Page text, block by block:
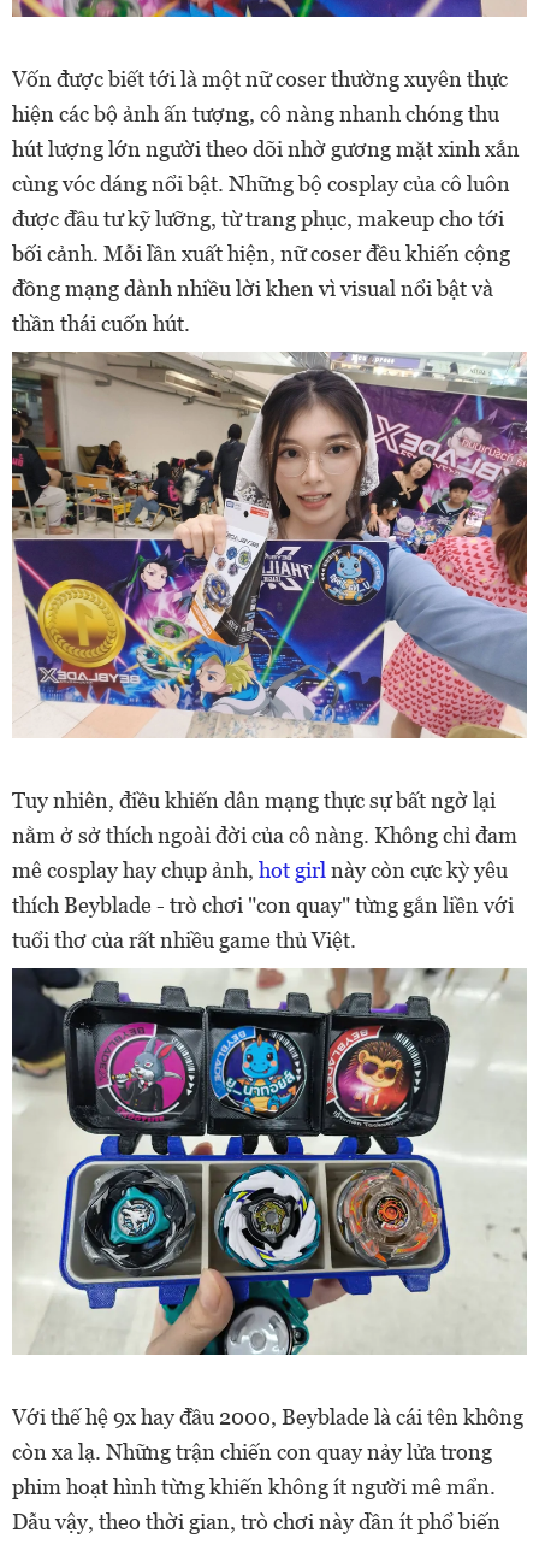
Vốn được biết tới là một nữ coser thường xuyên thực
hiện các bộ ảnh ấn tượng, cô nàng nhanh chóng thu
hút lượng lớn người theo dõi nhờ gương mặt xinh xắn
cùng vóc dáng nổi bật. Những bộ cosplay của cô luôn
được đầu tư kỹ lưỡng, từ trang phục, makeup cho tới
bối cảnh. Mỗi lần xuất hiện, nữ coser đều khiến cộng
đồng mạng dành nhiều lời khen vì visual nổi bật và
thần thái cuốn hút.
Tuy nhiên, điều khiến dân mạng thực sự bất ngờ lại
nằm ở sở thích ngoài đời của cô nàng. Không chỉ đam
mê cosplay hay chụp ảnh, hot girl này còn cực kỳ yêu
thích Beyblade - trò chơi "con quay" từng gắn liền với
tuổi thơ của rất nhiều game thủ Việt.
Với thế hệ 9x hay đầu 2000, Beyblade là cái tên không
còn xa lạ. Những trận chiến con quay nảy lửa trong
phim hoạt hình từng khiến không ít người mê mẩn.
Dẫu vậy, theo thời gian, trò chơi này dần ít phổ biến